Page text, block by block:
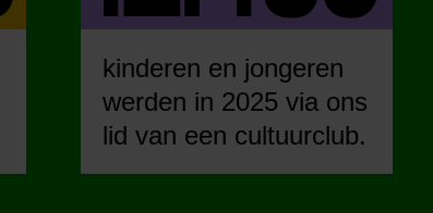
kinderen en jongeren
werden in 2025 via ons
lid van een cultuurclub.